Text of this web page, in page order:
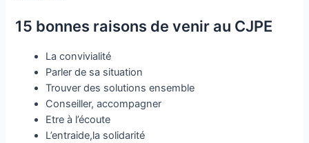
15 bonnes raisons de venir au CJPE
La convivialité
Parler de sa situation
Trouver des solutions ensemble
Conseiller, accompagner
Etre à l’écoute
L’entraide,la solidarité